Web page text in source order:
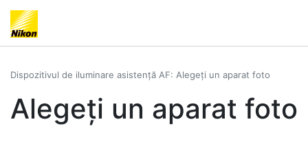
Dispozitivul de iluminare asistență AF: Alegeți un aparat foto
Alegeți un aparat foto